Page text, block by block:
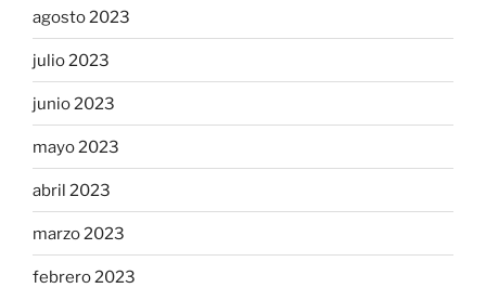
agosto 2023
julio 2023
junio 2023
mayo 2023
abril 2023
marzo 2023
febrero 2023